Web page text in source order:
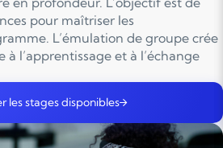
pour maîtriser les
L’émulation de groupe crée
l’apprentissage et à l’échange
les stages disponibles